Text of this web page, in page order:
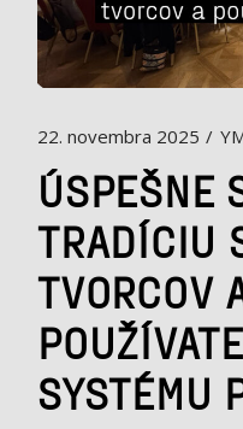
22. novembra 2025
ÚSPEŠNE
TRADÍCIU
TVORCOV
SYSTÉMU